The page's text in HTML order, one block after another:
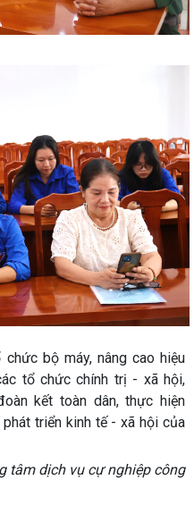
bộ máy, nâng cao hiệu
tổ chức chính trị - xã hội,
kết toàn dân, thực hiện
triển kinh tế - xã hội của
tâm dịch vụ cự nghiệp công